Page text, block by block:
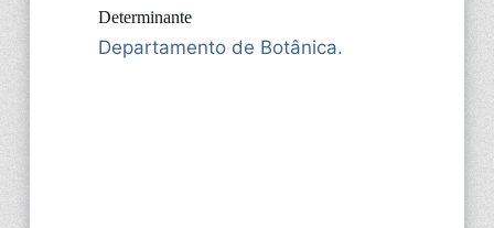
Determinante
Departamento de Botânica.